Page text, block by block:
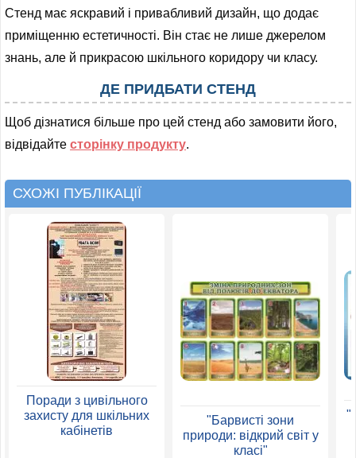
Стенд має яскравий і привабливий дизайн, що додає
приміщенню естетичності. Він стає не лише джерелом
знань, але й прикрасою шкільного коридору чи класу.
ДЕ ПРИДБАТИ СТЕНД
Щоб дізнатися більше про цей стенд або замовити його,
відвідайте сторінку продукту.
СХОЖІ ПУБЛІКАЦІЇ
Поради з цивільного
захисту для шкільних
кабінетів
"Барвисті зони
природи: відкрий світ у
класі"